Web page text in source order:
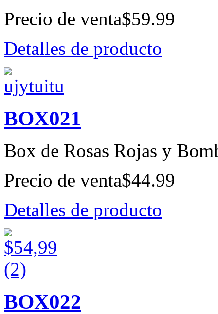
Precio de venta$59.99
Detalles de producto
BOX021
Box de Rosas Rojas y
Precio de venta$44.99
Detalles de producto
BOX022